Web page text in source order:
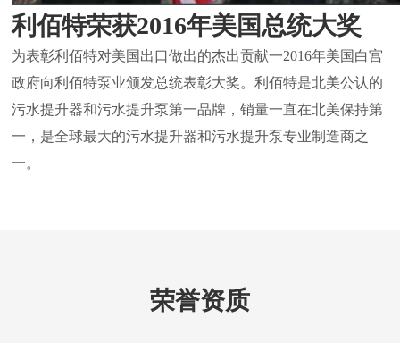
利佰特荣获2016年美国总统大奖
为表彰利佰特对美国出口做出的杰出贡献一2016年美国白宫
政府向利佰特泵业颁发总统表彰大奖。利佰特是北美公认的
污水提升器和污水提升泵第一品牌，销量一直在北美保持第
一，是全球最大的污水提升器和污水提升泵专业制造商之
一。
荣誉资质